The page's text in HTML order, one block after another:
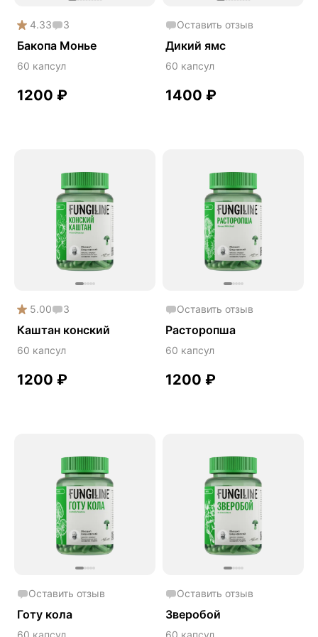
Снижение веса
Снижение давления
Снижение холестерина
Шлемник байкальский
Энергия и выносливость
4.33 3
Бакопа Монье
60 капсул
1200 ₽
Оставить отзыв
Дикий ямс
60 капсул
1400 ₽
5.00 3
Каштан конский
60 капсул
1200 ₽
Оставить отзыв
Расторопша
60 капсул
1200 ₽
Оставить отзыв
Готу кола
60 капсул
Оставить отзыв
Зверобой
60 капсул